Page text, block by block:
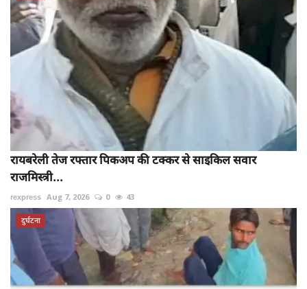
रायबरेली तेज रफ्तार पिकअप की टक्कर से साइकिल सवार
राजमिस्त्री...
rexpress Aug 7, 2026 0 43
दुर्घटना